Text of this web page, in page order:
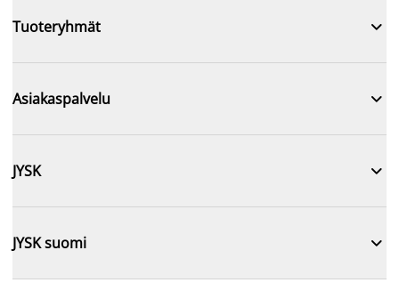
Tuoteryhmät 
Asiakaspalvelu 
JYSK 
JYSK suomi 